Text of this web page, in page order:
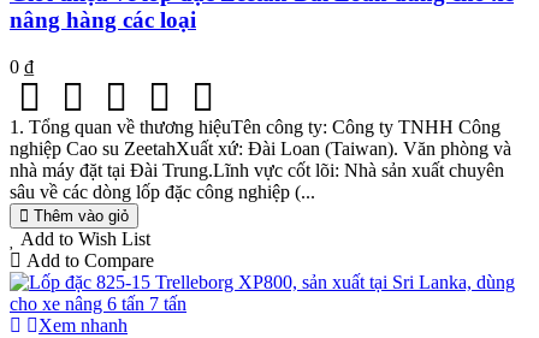
nâng hàng các loại
0 ₫
1. Tổng quan về thương hiệuTên công ty: Công ty TNHH Công
nghiệp Cao su ZeetahXuất xứ: Đài Loan (Taiwan). Văn phòng và
nhà máy đặt tại Đài Trung.Lĩnh vực cốt lõi: Nhà sản xuất chuyên
sâu về các dòng lốp đặc công nghiệp (...
Thêm vào giỏ
Add to Wish List
Add to Compare
Xem nhanh